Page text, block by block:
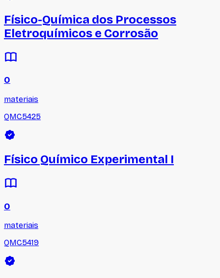
Físico-Química dos Processos
Eletroquímicos e Corrosão
0
materiais
QMC5425
Físico Químico Experimental I
0
materiais
QMC5419